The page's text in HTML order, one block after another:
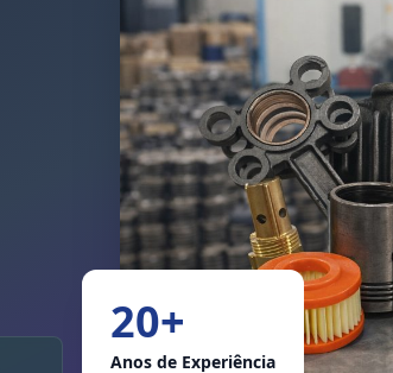
20+
Anos de Experiência